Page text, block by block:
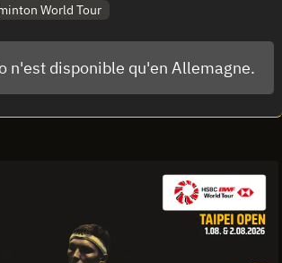
World Tour
n'est disponible qu'en Allemagne.